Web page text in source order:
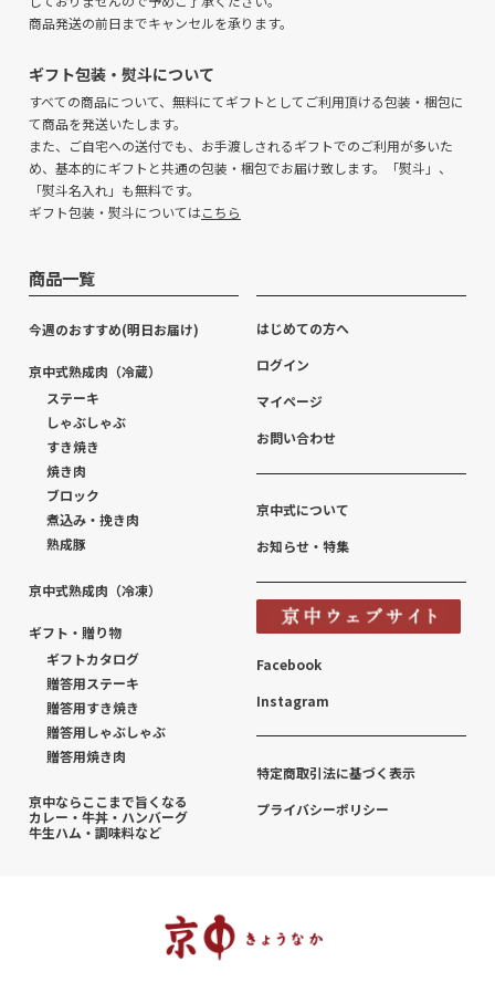
商品発送の前日までキャンセルを承ります。
ギフト包装・熨斗について
すべての商品について、無料にてギフトとしてご利用頂ける包装・梱包に
て商品を発送いたします。
また、ご自宅への送付でも、お手渡しされるギフトでのご利用が多いた
め、基本的にギフトと共通の包装・梱包でお届け致します。「熨斗」、
「熨斗名入れ」も無料です。
ギフト包装・熨斗についてはこちら
商品一覧
今週のおすすめ(明日お届け)
京中式熟成肉（冷蔵）
ステーキ
しゃぶしゃぶ
すき焼き
焼き肉
ブロック
煮込み・挽き肉
熟成豚
京中式熟成肉（冷凍）
ギフト・贈り物
ギフトカタログ
贈答用ステーキ
贈答用すき焼き
贈答用しゃぶしゃぶ
贈答用焼き肉
京中ならここまで旨くなる
カレー・牛丼・ハンバーグ
牛生ハム・調味料など
はじめての方へ
ログイン
マイページ
お問い合わせ
京中式について
お知らせ・特集
Facebook
Instagram
特定商取引法に基づく表示
プライバシーポリシー